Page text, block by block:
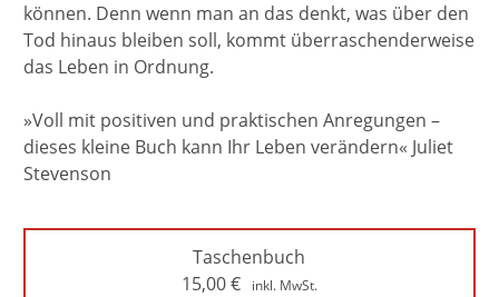
können. Denn wenn man an das denkt, was über den
Tod hinaus bleiben soll, kommt überraschenderweise
das Leben in Ordnung.
»Voll mit positiven und praktischen Anregungen –
dieses kleine Buch kann Ihr Leben verändern« Juliet
Stevenson
Taschenbuch
15,00€ inkl. MwSt.